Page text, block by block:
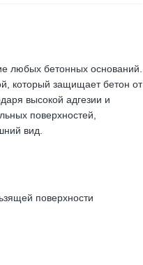
любых бетонных оснований.
который защищает бетон от
высокой адгезии и
поверхностей,
вид.
поверхности